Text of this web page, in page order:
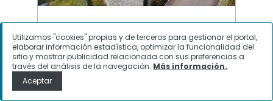
$20.000.000
Utilizamos "cookies" propias y de terceros para gestionar el portal,
elaborar información estadística, optimizar la funcionalidad del
sitio y mostrar publicidad relacionada con sus preferencias a
través del análisis de la navegación. Más información.
Aceptar